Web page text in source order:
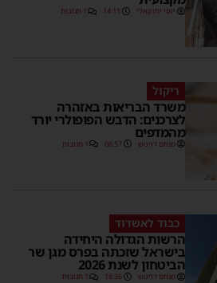
יוסי יחזקאלי 14:11 1 תגובות
ריקול
משרד הבריאות באזהרה
לצרכנים: הדבש הפופולרי יורד
מהמדפים
מנחם דויטש 06:57 1 תגובות
כבוד לאשדוד
הרשות הגדולה היחידה
בישראל שזכתה בפרס מגן שר
הביטחון לשנת 2026
מנחם דויטש 18:36 1 תגובות